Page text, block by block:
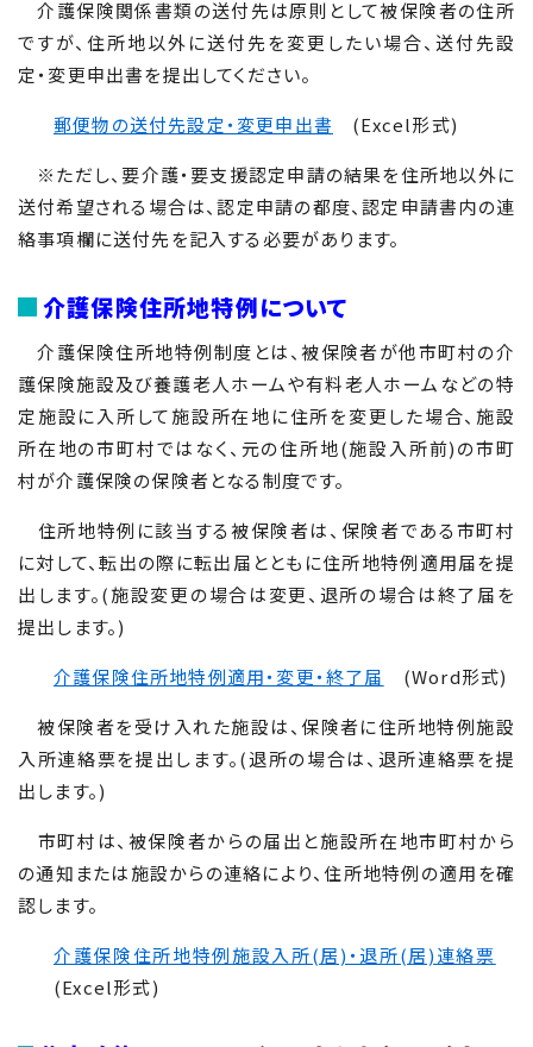
介護保険関係書類の送付先は原則として被保険者の住所
ですが、住所地以外に送付先を変更したい場合、送付先設
定・変更申出書を提出してください。
郵便物の送付先設定・変更申出書 (Excel形式)
※ただし、要介護・要支援認定申請の結果を住所地以外に
送付希望される場合は、認定申請の都度、認定申請書内の連
絡事項欄に送付先を記入する必要があります。
介護保険住所地特例について
介護保険住所地特例制度とは、被保険者が他市町村の介
護保険施設及び養護老人ホームや有料老人ホームなどの特
定施設に入所して施設所在地に住所を変更した場合、施設
所在地の市町村ではなく、元の住所地(施設入所前)の市町
村が介護保険の保険者となる制度です。
住所地特例に該当する被保険者は、保険者である市町村
に対して、転出の際に転出届とともに住所地特例適用届を提
出します。(施設変更の場合は変更、退所の場合は終了届を
提出します。)
介護保険住所地特例適用・変更・終了届
(Word形式)
被保険者を受け入れた施設は、保険者に住所地特例施設
入所連絡票を提出します。(退所の場合は、退所連絡票を提
出します。)
市町村は、被保険者からの届出と施設所在地市町村から
の通知または施設からの連絡により、住所地特例の適用を確
認します。
介護保険住所地特例施設入所(居)・退所(居)連絡票
(Excel形式)